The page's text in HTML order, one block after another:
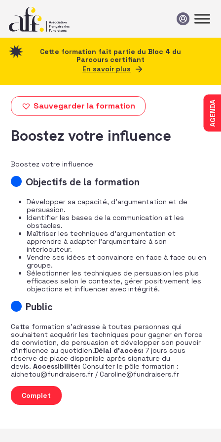
AGENDA
Cette formation fait partie du Bloc 4 du
Parcours certifiant
En savoir plus
Sauvegarder la formation
Boostez votre influence
Boostez votre influence
Objectifs de la formation
Développer sa capacité, d’argumentation et de
persuasion.
Identifier les bases de la communication et les
obstacles.
Maîtriser les techniques d’argumentation et
apprendre à adapter l’argumentaire à son
interlocuteur.
Vendre ses idées et convaincre en face à face ou en
groupe.
Sélectionner les techniques de persuasion les plus
efficaces selon le contexte, gérer positivement les
objections et influencer avec intégrité.
Public
Cette formation s’adresse à toutes personnes qui
souhaitent acquérir les techniques pour gagner en force
de conviction, de persuasion et développer son pouvoir
d’influence au quotidien.Délai d’accès: 7 jours sous
réserve de place disponible après signature du
devis.Accessibilité: Consulter le pôle formation :
aichetou@fundraisers.fr / Caroline@fundraisers.fr
quantité de Boostez votre influence
Complet